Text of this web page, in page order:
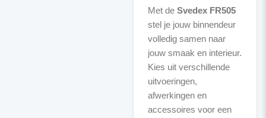
Met de Svedex FR505
stel je jouw binnendeur
volledig samen naar
jouw smaak en interieur.
Kies uit verschillende
uitvoeringen,
afwerkingen en
accessoires voor een